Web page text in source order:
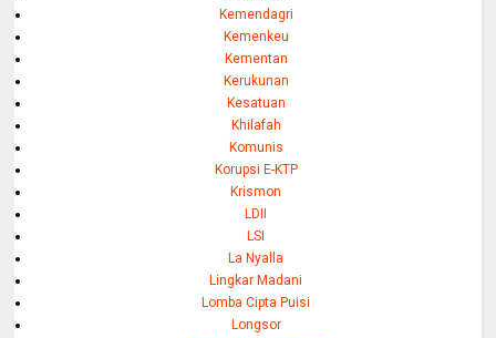
Kemendagri
Kemenkeu
Kementan
Kerukunan
Kesatuan
Khilafah
Komunis
Korupsi E-KTP
Krismon
LDII
LSI
La Nyalla
Lingkar Madani
Lomba Cipta Puisi
Longsor